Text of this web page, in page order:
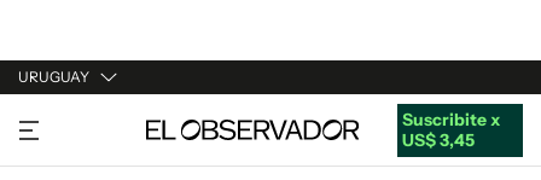
URUGUAY
URUGUAY
ARGENTINA
Suscribite x
US$ 3,45